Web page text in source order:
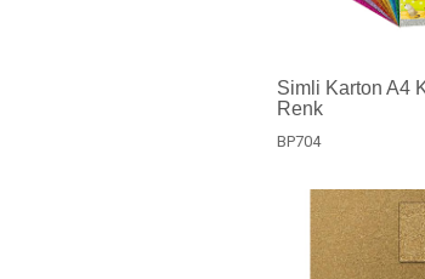
Simli Karton A4
Renk
BP704